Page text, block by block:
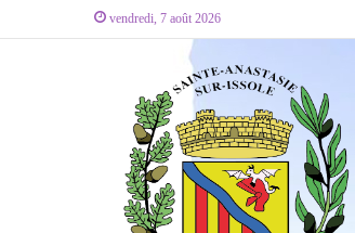
vendredi, 7 août 2026